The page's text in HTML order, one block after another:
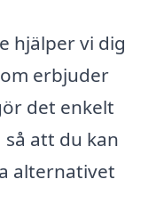
hjälper vi dig
erbjuder
det enkelt
att du kan
alternativet